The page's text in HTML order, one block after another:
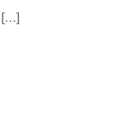
[…]